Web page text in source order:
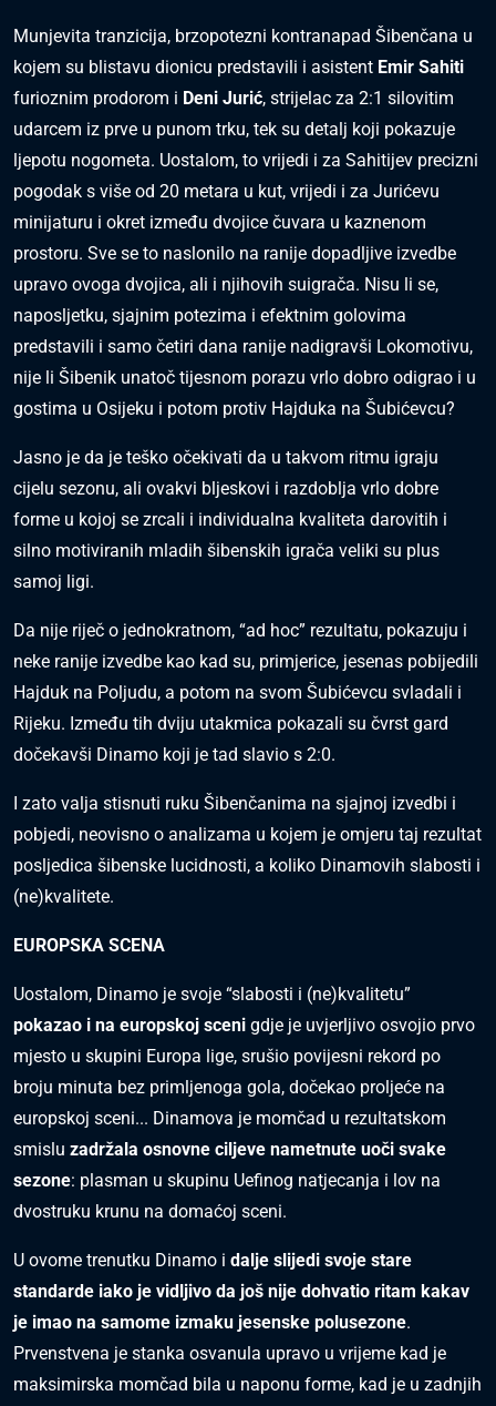
Munjevita tranzicija, brzopotezni kontranapad Šibenčana u
kojem su blistavu dionicu predstavili i asistent Emir Sahiti
furioznim prodorom i Deni Jurić, strijelac za 2:1 silovitim
udarcem iz prve u punom trku, tek su detalj koji pokazuje
ljepotu nogometa. Uostalom, to vrijedi i za Sahitijev precizni
pogodak s više od 20 metara u kut, vrijedi i za Jurićevu
minijaturu i okret između dvojice čuvara u kaznenom
prostoru. Sve se to naslonilo na ranije dopadljive izvedbe
upravo ovoga dvojica, ali i njihovih suigrača. Nisu li se,
naposljetku, sjajnim potezima i efektnim golovima
predstavili i samo četiri dana ranije nadigravši Lokomotivu,
nije li Šibenik unatoč tijesnom porazu vrlo dobro odigrao i u
gostima u Osijeku i potom protiv Hajduka na Šubićevcu?
Jasno je da je teško očekivati da u takvom ritmu igraju
cijelu sezonu, ali ovakvi bljeskovi i razdoblja vrlo dobre
forme u kojoj se zrcali i individualna kvaliteta darovitih i
silno motiviranih mladih šibenskih igrača veliki su plus
samoj ligi.
Da nije riječ o jednokratnom, “ad hoc” rezultatu, pokazuju i
neke ranije izvedbe kao kad su, primjerice, jesenas pobijedili
Hajduk na Poljudu, a potom na svom Šubićevcu svladali i
Rijeku. Između tih dviju utakmica pokazali su čvrst gard
dočekavši Dinamo koji je tad slavio s 2:0.
I zato valja stisnuti ruku Šibenčanima na sjajnoj izvedbi i
pobjedi, neovisno o analizama u kojem je omjeru taj rezultat
posljedica šibenske lucidnosti, a koliko Dinamovih slabosti i
(ne)kvalitete.
EUROPSKA SCENA
Uostalom, Dinamo je svoje “slabosti i (ne)kvalitetu”
pokazao i na europskoj sceni gdje je uvjerljivo osvojio prvo
mjesto u skupini Europa lige, srušio povijesni rekord po
broju minuta bez primljenoga gola, dočekao proljeće na
europskoj sceni... Dinamova je momčad u rezultatskom
smislu zadržala osnovne ciljeve nametnute uoči svake
sezone: plasman u skupinu Uefinog natjecanja i lov na
dvostruku krunu na domaćoj sceni.
U ovome trenutku Dinamo i dalje slijedi svoje stare
standarde iako je vidljivo da još nije dohvatio ritam kakav
je imao na samome izmaku jesenske polusezone.
Prvenstvena je stanka osvanula upravo u vrijeme kad je
maksimirska momčad bila u naponu forme, kad je u zadnjih